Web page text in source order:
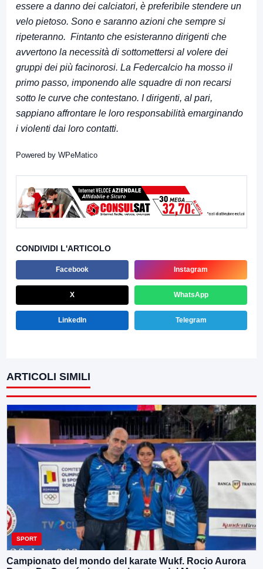
essere a danno dei calciatori, è preferibile stendere un
velo pietoso. Sono e saranno azioni che sempre si
ripeteranno. Fintanto che esisteranno dirigenti che
avvertono la necessità di sottomettersi al volere dei
gruppi dei più facinorosi. La Federcalcio ha mosso il
primo passo, imponendo alle squadre di non recarsi
sotto le curve che contestano. I dirigenti, al pari,
sappiano affrontare le loro responsabilità emarginando
i violenti dai loro contatti.
Powered by WPeMatico
CONDIVIDI L'ARTICOLO
Facebook Instagram
X WhatsApp
LinkedIn Telegram
ARTICOLI SIMILI
SPORT
Campionato del mondo del karate Wukf. Rocio Aurora